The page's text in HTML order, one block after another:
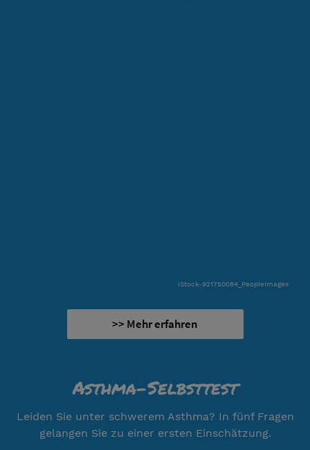
iStock-921750084_PeopleImages
>> Mehr erfahren
Asthma-Selbsttest
Leiden Sie unter schwerem Asthma? In fünf Fragen
gelangen Sie zu einer ersten Einschätzung.